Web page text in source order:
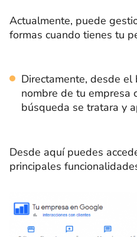
Actualmente, puede
formas cuando tienes tu
Directamente, desde el
nombre de tu empresa
búsqueda se tratara y
Desde aquí puedes
principales